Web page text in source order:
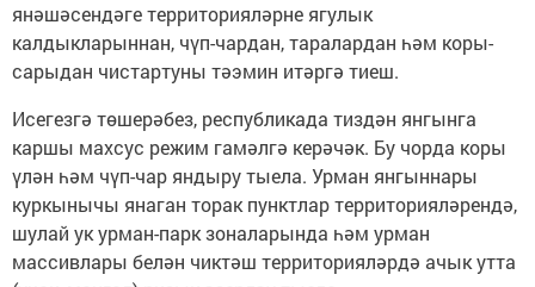
янәшәсендәге территорияләрне ягулык
калдыкларыннан, чүп-чардан, таралардан һәм коры-
сарыдан чистартуны тәэмин итәргә тиеш.
Исегезгә төшерәбез, республикада тиздән янгынга
каршы махсус режим гамәлгә керәчәк. Бу чорда коры
үлән һәм чүп-чар яндыру тыела. Урман янгыннары
куркынычы янаган торак пунктлар территорияләрендә,
шулай ук урман-парк зоналарында һәм урман
массивлары белән чиктәш территорияләрдә ачык утта